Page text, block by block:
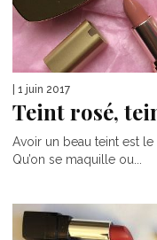
| 1 juin 2017
Teint rosé,
Avoir un beau teint est
Qu’on se maquille ou...